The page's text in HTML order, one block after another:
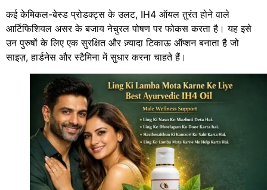
कई केमिकल-बेस्ड प्रोडक्ट्स के उलट, IH4 ऑयल तुरंत होने वाले
आर्टिफिशियल असर के बजाय नेचुरल पोषण पर फोकस करता है। यह इसे
उन पुरुषों के लिए एक सुरक्षित और ज़्यादा टिकाऊ ऑप्शन बनाता है जो
साइज़, हार्डनेस और स्टैमिना में सुधार करना चाहते हैं।